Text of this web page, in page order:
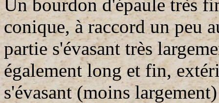
Un bourdon d'épaule très
conique, à raccord un peu
partie s'évasant très
également long et fin,
s'évasant (moins